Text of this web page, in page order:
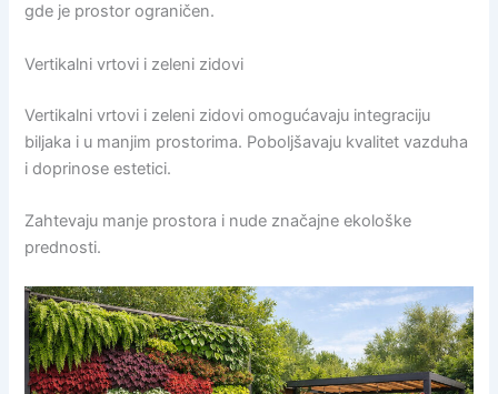
gde je prostor ograničen.
Vertikalni vrtovi i zeleni zidovi
Vertikalni vrtovi i zeleni zidovi omogućavaju integraciju
biljaka i u manjim prostorima. Poboljšavaju kvalitet vazduha
i doprinose estetici.
Zahtevaju manje prostora i nude značajne ekološke
prednosti.